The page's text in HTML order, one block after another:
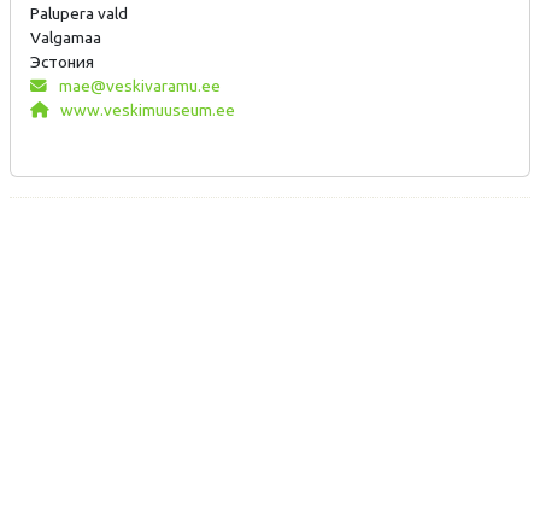
Palupera vald
Valgamaa
Эстония
mae@veskivaramu.ee
www.veskimuuseum.ee